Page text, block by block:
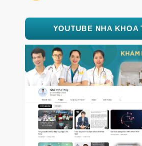
YOUTUBE NHA KHOA